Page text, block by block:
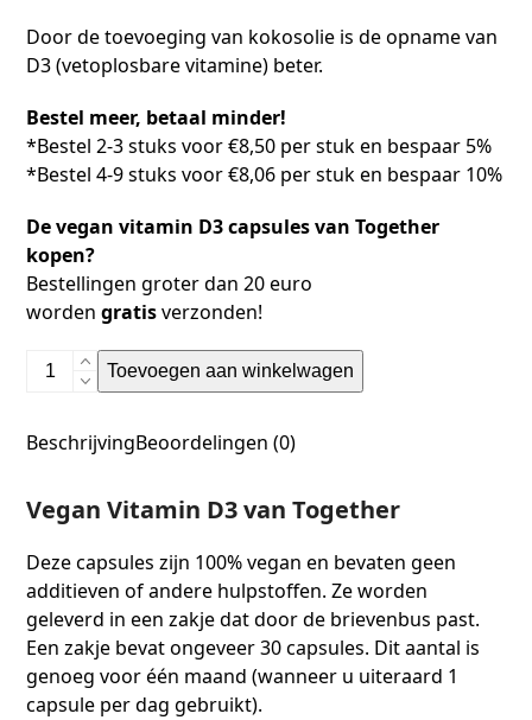
Door de toevoeging van kokosolie is de opname van
D3 (vetoplosbare vitamine) beter.
Bestel meer, betaal minder!
*Bestel 2-3 stuks voor €8,50 per stuk en bespaar 5%
*Bestel 4-9 stuks voor €8,06 per stuk en bespaar 10%
De vegan vitamin D3 capsules van Together
kopen?
Bestellingen groter dan 20 euro
wordengratisverzonden!
Toevoegen aan winkelwagen
BeschrijvingBeoordelingen (0)
Vegan Vitamin D3 van Together
Deze capsules zijn 100% vegan en bevaten geen
additieven of andere hulpstoffen. Ze worden
geleverd in een zakje dat door de brievenbus past.
Een zakje bevat ongeveer 30 capsules. Dit aantal is
genoeg voor één maand (wanneer u uiteraard 1
capsule per dag gebruikt).